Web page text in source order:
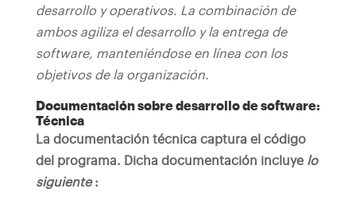
desarrollo y operativos. La combinación de
ambos agiliza el desarrollo y la entrega de
software, manteniéndose en línea con los
objetivos de la organización.
Documentación sobre desarrollo de software:
Técnica
La documentación técnica captura el código
del programa. Dicha documentación incluye lo
siguiente :